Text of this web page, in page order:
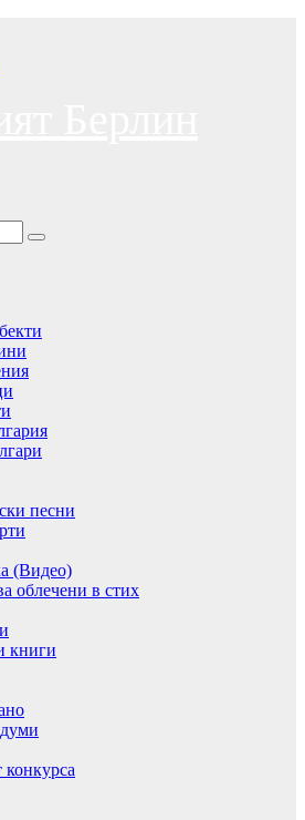
песни
(Видео)
облечени в стих
книги